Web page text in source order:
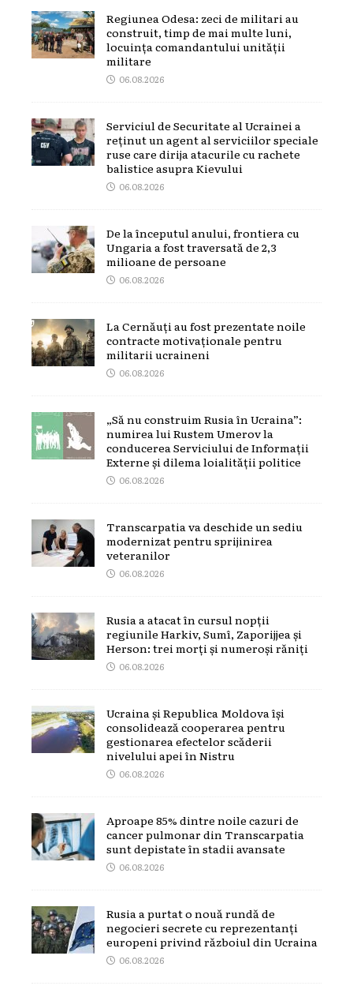
Regiunea Odesa: zeci de militari au
construit, timp de mai multe luni,
locuința comandantului unității
militare
06.08.2026
Serviciul de Securitate al Ucrainei a
reținut un agent al serviciilor speciale
ruse care dirija atacurile cu rachete
balistice asupra Kievului
06.08.2026
De la începutul anului, frontiera cu
Ungaria a fost traversată de 2,3
milioane de persoane
06.08.2026
La Cernăuți au fost prezentate noile
contracte motivaționale pentru
militarii ucraineni
06.08.2026
„Să nu construim Rusia în Ucraina”:
numirea lui Rustem Umerov la
conducerea Serviciului de Informații
Externe și dilema loialității politice
06.08.2026
Transcarpatia va deschide un sediu
modernizat pentru sprijinirea
veteranilor
06.08.2026
Rusia a atacat în cursul nopții
regiunile Harkiv, Sumî, Zaporijjea și
Herson: trei morți și numeroși răniți
06.08.2026
Ucraina și Republica Moldova își
consolidează cooperarea pentru
gestionarea efectelor scăderii
nivelului apei în Nistru
06.08.2026
Aproape 85% dintre noile cazuri de
cancer pulmonar din Transcarpatia
sunt depistate în stadii avansate
06.08.2026
Rusia a purtat o nouă rundă de
negocieri secrete cu reprezentanți
europeni privind războiul din Ucraina
06.08.2026